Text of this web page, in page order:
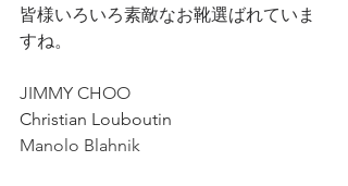
皆様いろいろ素敵なお靴選ばれていま
すね。
JIMMY CHOO
Christian Louboutin
Manolo Blahnik